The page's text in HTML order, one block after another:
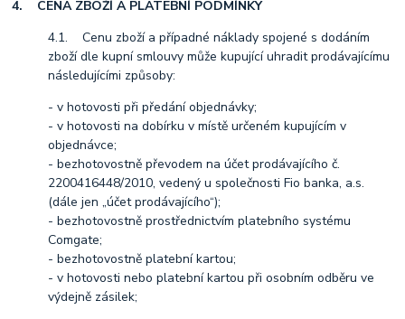
4. CENA ZBOŽÍ A PLATEBNÍ PODMÍNKY
4.1. Cenu zboží a případné náklady spojené s dodáním
zboží dle kupní smlouvy může kupující uhradit prodávajícímu
následujícími způsoby:
- v hotovosti při předání objednávky;
- v hotovosti na dobírku v místě určeném kupujícím v
objednávce;
- bezhotovostně převodem na účet prodávajícího č.
2200416448/2010, vedený u společnosti Fio banka, a.s.
(dále jen „účet prodávajícího“);
- bezhotovostně prostřednictvím platebního systému
Comgate;
- bezhotovostně platební kartou;
- v hotovosti nebo platební kartou při osobním odběru ve
výdejně zásilek;